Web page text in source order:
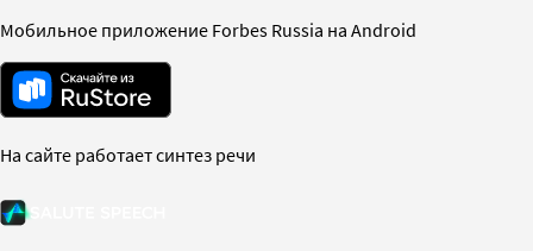
Мобильное приложение Forbes Russia на Android
На сайте работает синтез речи